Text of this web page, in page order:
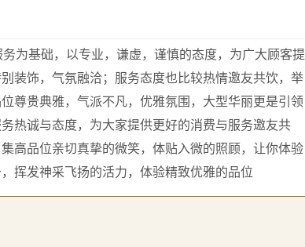
为基础，以专业，谦虚，谨慎的态度，为广大顾客提
装饰，气氛融洽；服务态度也比较热情邀友共饮，举
尊贵典雅，气派不凡，优雅氛围，大型华丽更是引领
热诚与态度，为大家提供更好的消费与服务邀友共
高品位亲切真挚的微笑，体贴入微的照顾，让你体验
挥发神采飞扬的活力，体验精致优雅的品位